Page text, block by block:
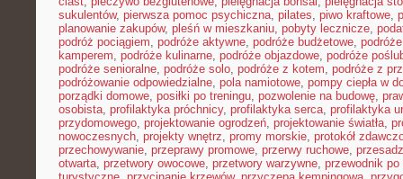
sukulentów, pierwsza pomoc psychiczna, pilates, piwo kraftowe,
planowanie zakupów, pleśń w mieszkaniu, pobyty lecznicze,
podróż pociągiem, podróże aktywne, podróże budżetowe,
kamperem, podróże kulinarne, podróże objazdowe, podróże
podróże senioralne, podróże solo, podróże z kotem, podróże z
podróżowanie odpowiedzialne, pola namiotowe, pompy ciepła w
porządki domowe, posiłki po treningu, pozwolenie na budowę,
osobista, profilaktyka próchnicy, profilaktyka serca, profilaktyka
przydomowego, projektowanie ogrodzeń, projektowanie światła,
nowoczesnych, projekty wnętrz, promy morskie, protokół
przechowywanie, przeprawy promowe, przerwy ruchowe,
otwarta, przetwory owocowe, przetwory warzywne, przewodnik